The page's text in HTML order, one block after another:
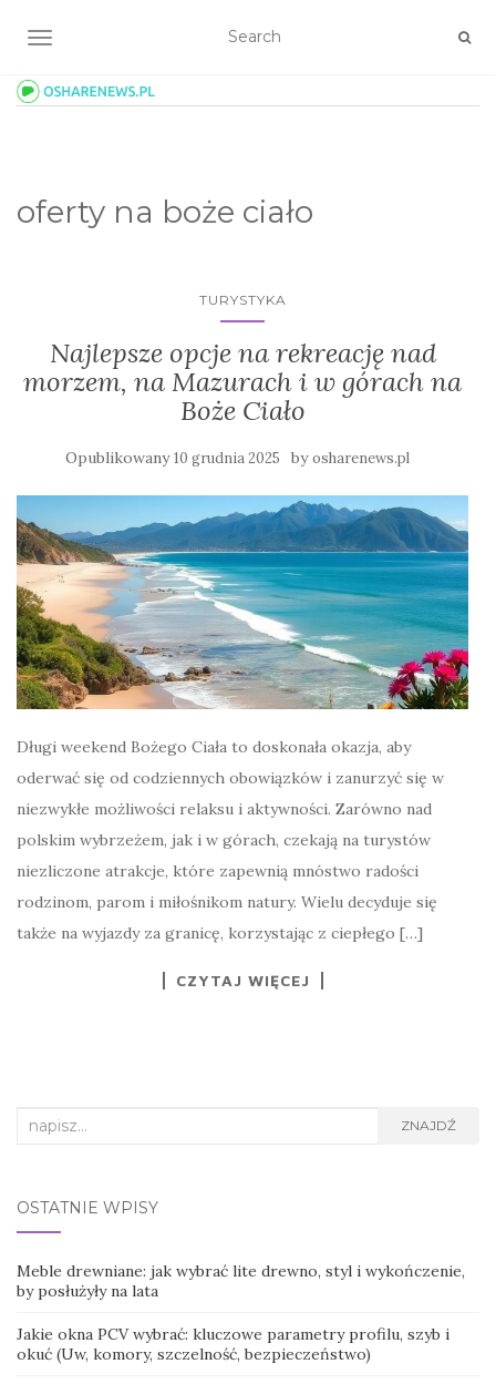
TOGGLE NAVIGATION
oferty na boże ciało
TURYSTYKA
Najlepsze opcje na rekreację nad
morzem, na Mazurach i w górach na
Boże Ciało
Opublikowany10 grudnia 2025 byosharenews.pl
Długi weekend Bożego Ciała to doskonała okazja, aby
oderwać się od codziennych obowiązków i zanurzyć się w
niezwykłe możliwości relaksu i aktywności. Zarówno nad
polskim wybrzeżem, jak i w górach, czekają na turystów
niezliczone atrakcje, które zapewnią mnóstwo radości
rodzinom, parom i miłośnikom natury. Wielu decyduje się
także na wyjazdy za granicę, korzystając z ciepłego […]
CZYTAJ WIĘCEJ
Search
ZNAJDŹ
OSTATNIE WPISY
Meble drewniane: jak wybrać lite drewno, styl i wykończenie,
by posłużyły na lata
Jakie okna PCV wybrać: kluczowe parametry profilu, szyb i
okuć (Uw, komory, szczelność, bezpieczeństwo)